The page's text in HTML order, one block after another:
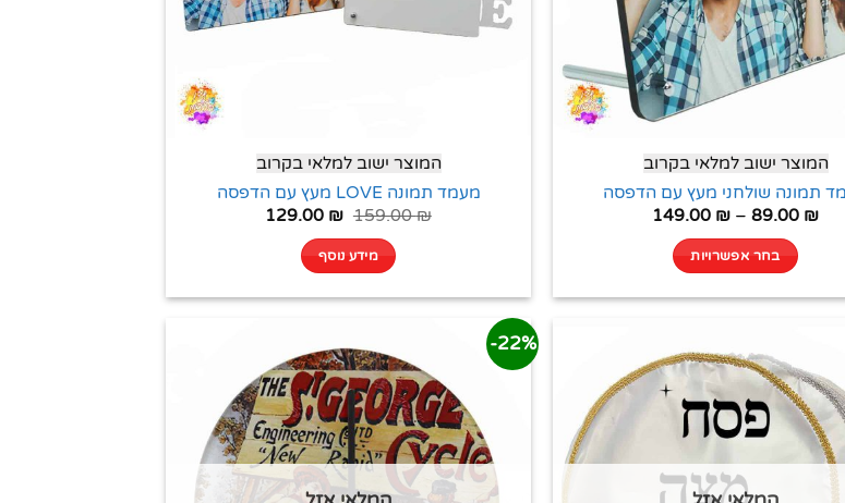
המוצר ישוב למלאי בקרוב
תמונה שולחני מעץ עם הדפסה
89.00 ₪
–
149.00 ₪
בחר אפשרויות
המוצר ישוב למלאי בקרוב
מעמד תמונה LOVE מעץ עם הדפסה
159.00₪
129.00 ₪
מידע נוסף
22%-